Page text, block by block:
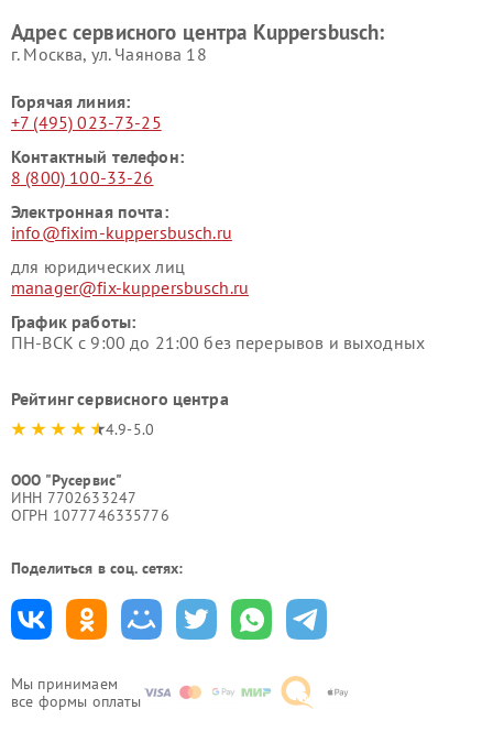
Мы принимаем
все формы оплаты
Ремонт сушильных машин Kuppersbusch
Адрес сервисного центра Kuppersbusch:
г. Москва, ул. Чаянова 18
Горячая линия:
+7 (495) 023-73-25
Контактный телефон:
8 (800) 100-33-26
Электронная почта:
info@fixim-kuppersbusch.ru
для юридических лиц
manager@fix-kuppersbusch.ru
График работы:
ПН-ВСК с 9:00 до 21:00 без перерывов и выходных
Рейтинг сервисного центра
4.9-5.0
ООО "Русервис"
ИНН 7702633247
ОГРН 1077746335776
Поделиться в соц. сетях: